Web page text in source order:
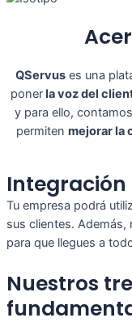
QServuses una
ponerla voz del
y para ello,
permiten mejorar la
Tu empresa podrá
sus clientes.
para que llegues a
Nuestros